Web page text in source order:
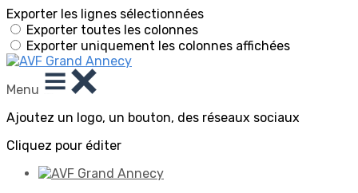
Exporter les lignes sélectionnées
Exporter toutes les colonnes
Exporter uniquement les colonnes affichées
Menu
Ajoutez un logo, un bouton, des réseaux sociaux
Cliquez pour éditer